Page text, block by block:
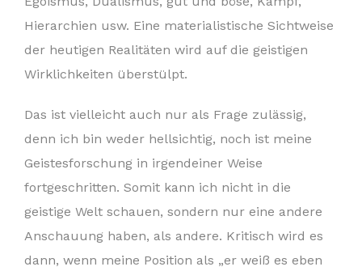
Hierarchien usw. Eine materialistische Sichtweise
der heutigen Realitäten wird auf die geistigen
Wirklichkeiten überstülpt.
Das ist vielleicht auch nur als Frage zulässig,
denn ich bin weder hellsichtig, noch ist meine
Geistesforschung in irgendeiner Weise
fortgeschritten. Somit kann ich nicht in die
geistige Welt schauen, sondern nur eine andere
Anschauung haben, als andere. Kritisch wird es
dann, wenn meine Position als „er weiß es eben